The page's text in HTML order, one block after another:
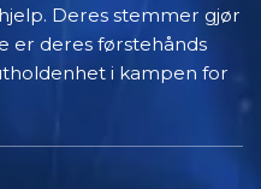
Deres stemmer gjør
er deres førstehånds
i kampen for